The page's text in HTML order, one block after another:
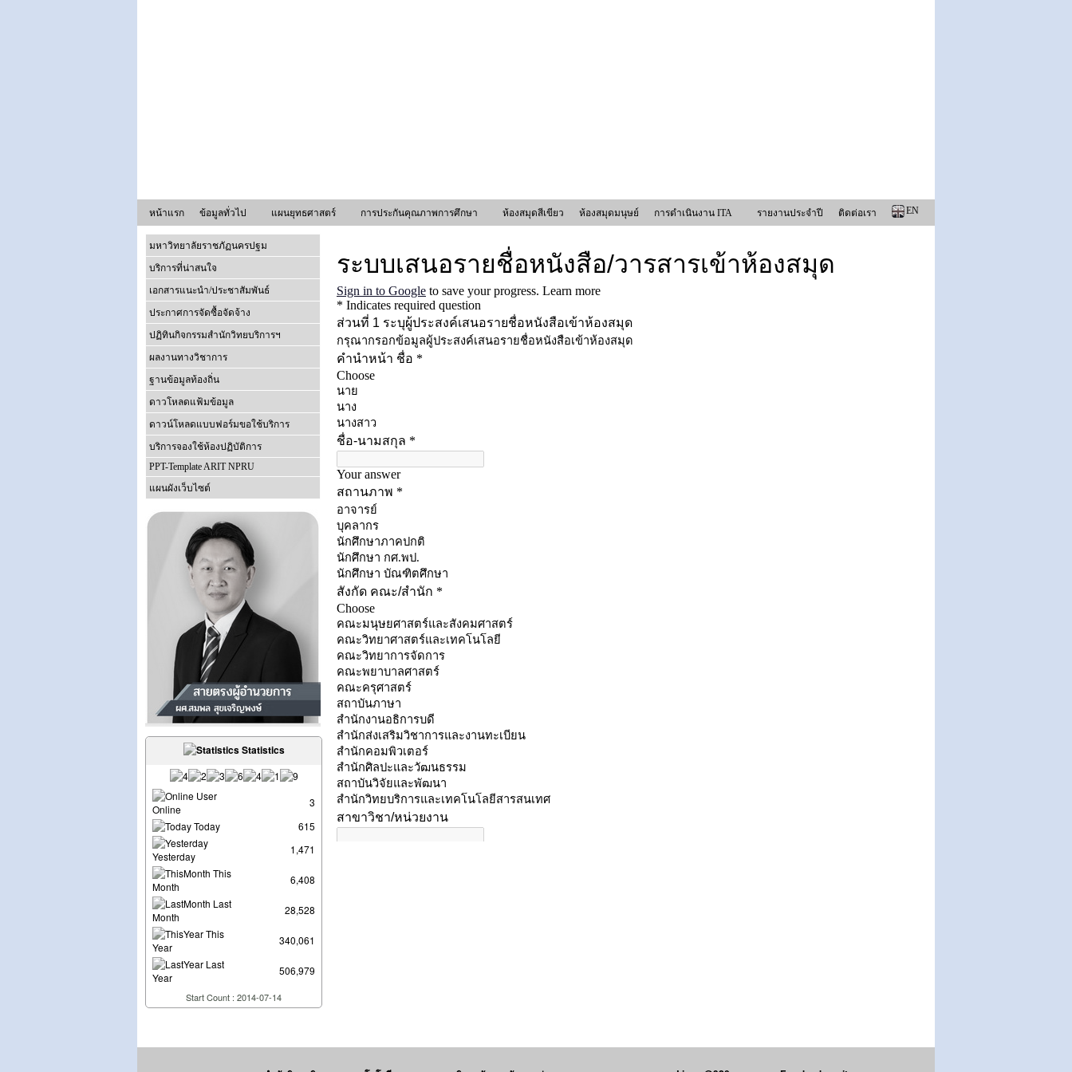
หน้าแรก ข้อมูลทั่วไป แผนยุทธศาสตร์ การประกันคุณภาพการศึกษา ห้องสมุดสีเขียว ห้องสมุดมนุษย์ การดำเนินงาน ITA รายงานประจำปี ติดต่อเรา EN
มหาวิทยาลัยราชภัฏนครปฐม
บริการที่น่าสนใจ
เอกสารแนะนำ/ประชาสัมพันธ์
ประกาศการจัดซื้อจัดจ้าง
ปฏิทินกิจกรรมสำนักวิทยบริการฯ
ผลงานทางวิชาการ
ฐานข้อมูลท้องถิ่น
ดาวโหลดแฟ้มข้อมูล
ดาวน์โหลดแบบฟอร์มขอใช้บริการ
บริการจองใช้ห้องปฏิบัติการ
PPT-Template ARIT NPRU
แผนผังเว็บไซต์
Statistics
User
Online
3
Today
615
Yesterday
1,471
This
Month
6,408
Last
Month
28,528
This
Year
340,061
Last
Year
506,979
Start Count : 2014-07-14